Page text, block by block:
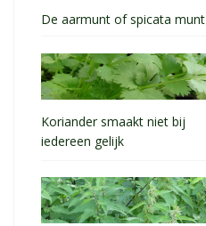
De aarmunt of spicata munt
Koriander smaakt niet bij
iedereen gelijk